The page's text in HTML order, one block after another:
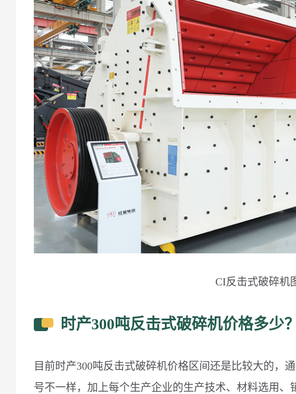
CI反击式破碎机
时产300吨反击式破碎机价格多少？
目前时产300吨反击式破碎机价格区间还是比较大的，
号不一样，加上每个生产企业的生产技术、材料选用